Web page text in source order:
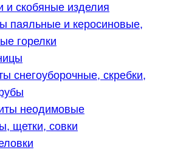
и скобяные изделия
паяльные и керосиновые,
горелки
снегоуборочные, скребки,
неодимовые
щетки, совки